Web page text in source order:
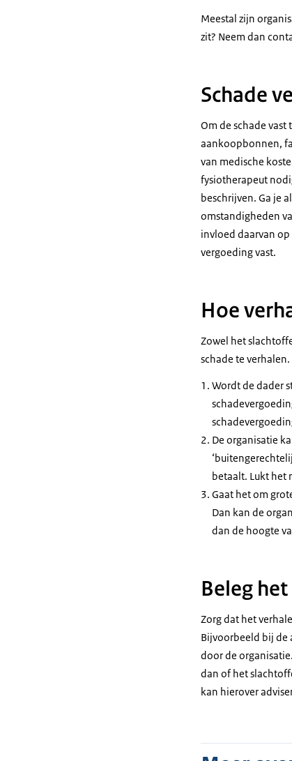
Meestal zijn
zit? Neem dan
Schade
Om de schade
aankoopbonnen,
van medische
fysiotherapeut
beschrijven. Ga je
omstandigheden
invloed daarvan
vergoeding vast.
Hoe
Zowel het
schade te
Wordt de dader
De organisatie
betaalt. Lukt het
Gaat het om
Dan kan de
dan de hoogte
Beleg
Zorg dat het
Bijvoorbeeld bij de
door de
dan of het
kan hierover